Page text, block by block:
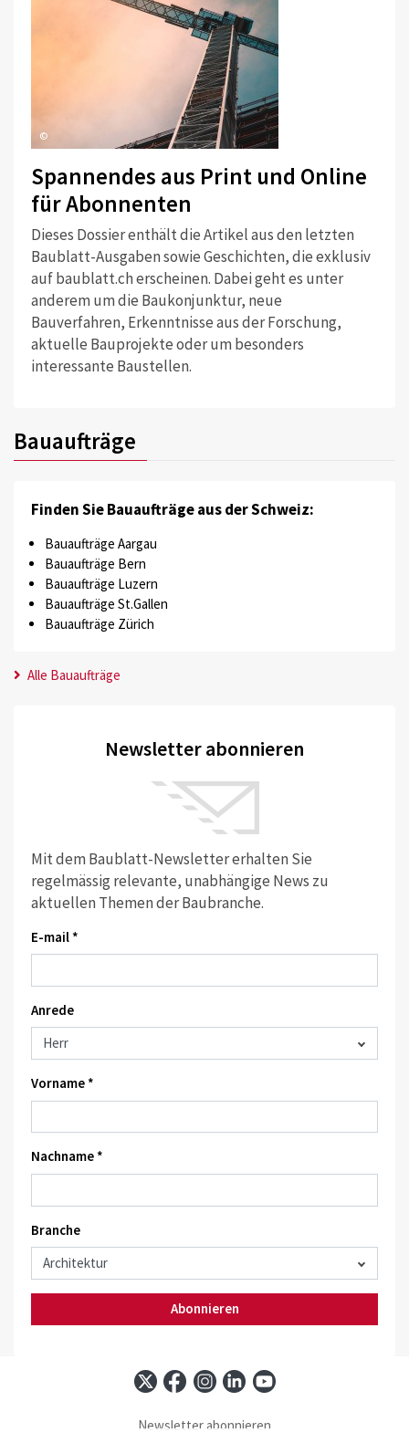
©
Spannendes aus Print und Online
für Abonnenten
Dieses Dossier enthält die Artikel aus den letzten
Baublatt-Ausgaben sowie Geschichten, die exklusiv
auf baublatt.ch erscheinen. Dabei geht es unter
anderem um die Baukonjunktur, neue
Bauverfahren, Erkenntnisse aus der Forschung,
aktuelle Bauprojekte oder um besonders
interessante Baustellen.
Bauaufträge
Finden Sie Bauaufträge aus der Schweiz:
Bauaufträge Aargau
Bauaufträge Bern
Bauaufträge Luzern
Bauaufträge St.Gallen
Bauaufträge Zürich
Alle Bauaufträge
Newsletter abonnieren
Mit dem Baublatt-Newsletter erhalten Sie
regelmässig relevante, unabhängige News zu
aktuellen Themen der Baubranche.
E-mail *
Anrede
Vorname *
Nachname *
Branche
Abonnieren
Newsletter abonnieren